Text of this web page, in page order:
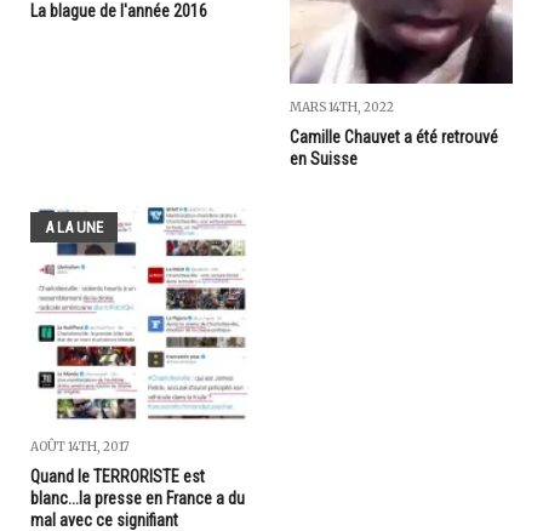
La blague de l'année 2016
MARS 14TH, 2022
Camille Chauvet a été retrouvé
en Suisse
A LA UNE
AOÛT 14TH, 2017
Quand le TERRORISTE est
blanc...la presse en France a du
mal avec ce signifiant